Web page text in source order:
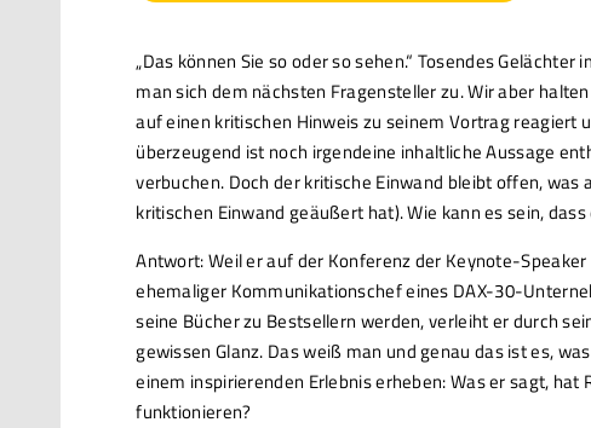
„Das können Sie so oder so sehen.“ Tosendes
man sich dem nächsten Fragensteller zu. Wir aber
auf einen kritischen Hinweis zu seinem Vortrag reagiert
überzeugend ist noch irgendeine inhaltliche Aussage
verbuchen. Doch der kritische Einwand bleibt offen,
kritischen Einwand geäußert hat). Wie kann es sein,
Antwort: Weil er auf der Konferenz der Keynote-
ehemaliger Kommunikationschef eines DAX-30-
seine Bücher zu Bestsellern werden, verleiht er durch
gewissen Glanz. Das weiß man und genau das ist es,
einem inspirierenden Erlebnis erheben: Was er sagt,
funktionieren?